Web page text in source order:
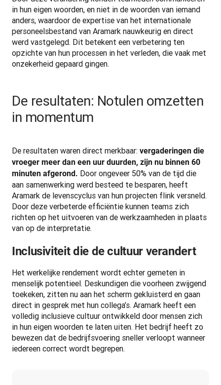
in hun eigen woorden, en niet in de woorden van iemand
anders, waardoor de expertise van het internationale
personeelsbestand van Aramark nauwkeurig en direct
werd vastgelegd. Dit betekent een verbetering ten
opzichte van hun processen in het verleden, die vaak met
onzekerheid gepaard gingen.
De resultaten: Notulen omzetten
in momentum
De resultaten waren direct merkbaar: vergaderingen die
vroeger meer dan een uur duurden, zijn nu binnen 60
minuten afgerond. Door ongeveer 50% van de tijd die
aan samenwerking werd besteed te besparen, heeft
Aramark de levenscyclus van hun projecten flink versneld.
Door deze verbeterde efficiëntie kunnen teams zich
richten op het uitvoeren van de werkzaamheden in plaats
van op de interpretatie.
Inclusiviteit die de cultuur verandert
Het werkelijke rendement wordt echter gemeten in
menselijk potentieel. Deskundigen die voorheen zwijgend
toekeken, zitten nu aan het scherm gekluisterd en gaan
direct in gesprek met hun collega’s. Aramark heeft een
volledig inclusieve cultuur ontwikkeld door mensen zich
in hun eigen woorden te laten uiten. Het bedrijf heeft zo
bewezen dat de bedrijfsvoering sneller verloopt wanneer
iedereen correct wordt begrepen.